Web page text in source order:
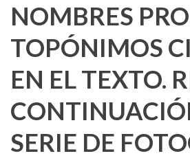
NOMBRES
TOPÓNIMOS
EN EL TEXTO.
SERIE DE